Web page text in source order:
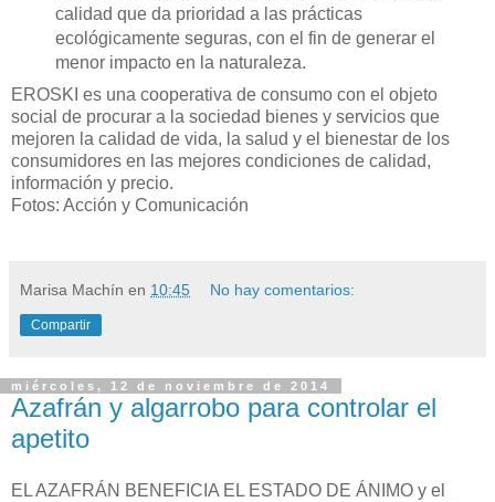
calidad que da prioridad a las prácticas
ecológicamente seguras, con el fin de generar el
menor impacto en la naturaleza.
EROSKI es una cooperativa de consumo con el objeto
social de procurar a la sociedad bienes y servicios que
mejoren la calidad de vida, la salud y el bienestar de los
consumidores en las mejores condiciones de calidad,
información y precio.
Fotos: Acción y Comunicación
Marisa Machín en 10:45 No hay comentarios:
Compartir
miércoles, 12 de noviembre de 2014
Azafrán y algarrobo para controlar el
apetito
EL AZAFRÁN BENEFICIA EL ESTADO DE ÁNIMO y el